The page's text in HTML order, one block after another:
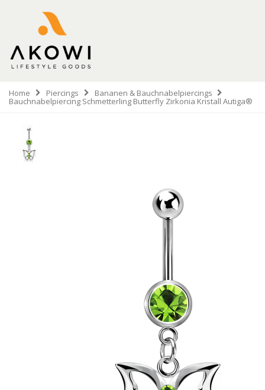
Home Piercings Bananen & Bauchnabelpiercings
Bauchnabelpiercing Schmetterling Butterfly Zirkonia Kristall Autiga®